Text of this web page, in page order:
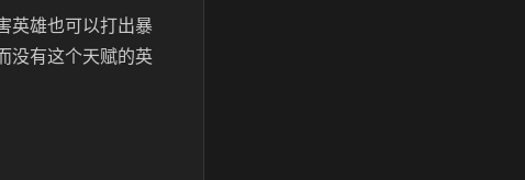
英雄也可以打出暴
没有这个天赋的英